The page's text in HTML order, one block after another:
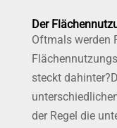
Der
Oftmals werden
steckt
der Regel die